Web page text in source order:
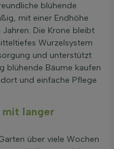
blühende
mit einer Endhöhe
Die Krone bleibt
Wurzelsystem
und unterstützt
blühende Bäume kaufen
und einfache Pflege
mit langer
über viele Wochen